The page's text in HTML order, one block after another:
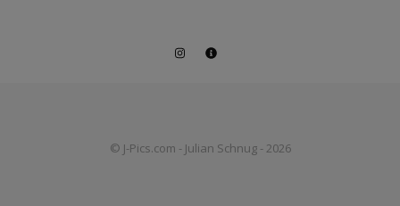
© J-Pics.com - Julian Schnug - 2026